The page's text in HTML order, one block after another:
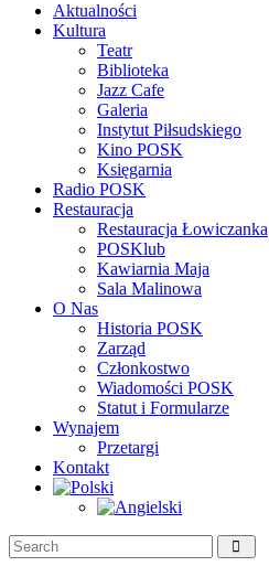
Aktualności
Kultura
Teatr
Biblioteka
Jazz Cafe
Galeria
Instytut Piłsudskiego
Kino POSK
Księgarnia
Radio POSK
Restauracja
Restauracja Łowiczanka
POSKlub
Kawiarnia Maja
Sala Malinowa
O Nas
Historia POSK
Zarząd
Członkostwo
Wiadomości POSK
Statut i Formularze
Wynajem
Przetargi
Kontakt